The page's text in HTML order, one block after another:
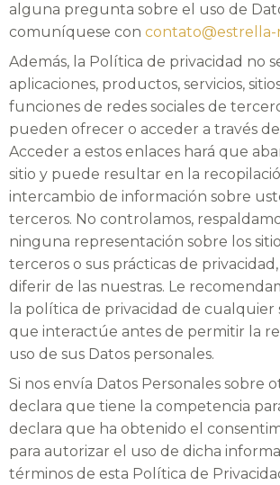
alguna pregunta sobre el uso de
comuníquese con contato@estrella-
Además, la Política de privacidad no
aplicaciones, productos, servicios,
funciones de redes sociales de
pueden ofrecer o acceder a través
Acceder a estos enlaces hará que
sitio y puede resultar en la
intercambio de información sobre
terceros. No controlamos,
ninguna representación sobre los
terceros o sus prácticas de
diferir de las nuestras. Le
la política de privacidad de cualquier
que interactúe antes de permitir la
uso de sus Datos personales.
Si nos envía Datos Personales sobre
declara que tiene la competencia
declara que ha obtenido el
para autorizar el uso de dicha
términos de esta Política de